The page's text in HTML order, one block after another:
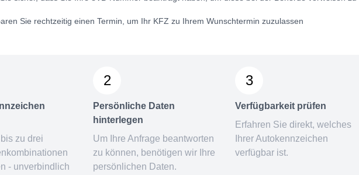
Sie rechtzeitig einen Termin, um Ihr KFZ zu Ihrem Wunschtermin zuzulassen
zu drei
- unverbindlich
2
Persönliche Daten
hinterlegen
Um Ihre Anfrage beantworten
zu können, benötigen wir Ihre
persönlichen Daten.
3
Verfügbarkeit prüfen
Erfahren Sie direkt, welches
Ihrer Autokennzeichen
verfügbar ist.